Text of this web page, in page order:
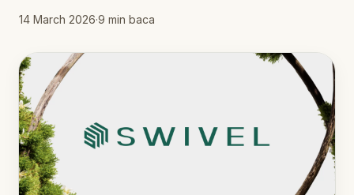
14 March 2026·9 min baca